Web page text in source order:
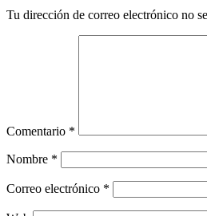
Tu dirección de correo electrónico no
Comentario *
Nombre *
Correo electrónico *